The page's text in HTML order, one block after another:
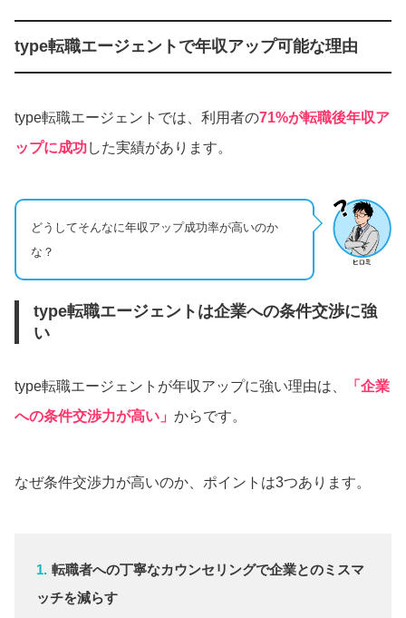
type転職エージェントで年収アップ可能な理由
type転職エージェントでは、利用者の71%が転職後年収ア
ップに成功した実績があります。
どうしてそんなに年収アップ成功率が高いのか
な？
type転職エージェントは企業への条件交渉に強
い
type転職エージェントが年収アップに強い理由は、
「企業
への条件交渉力が高い」 からです。
なぜ条件交渉力が高いのか、ポイントは3つあります。
転職者への丁寧なカウンセリングで企業とのミスマ
ッチを減らす